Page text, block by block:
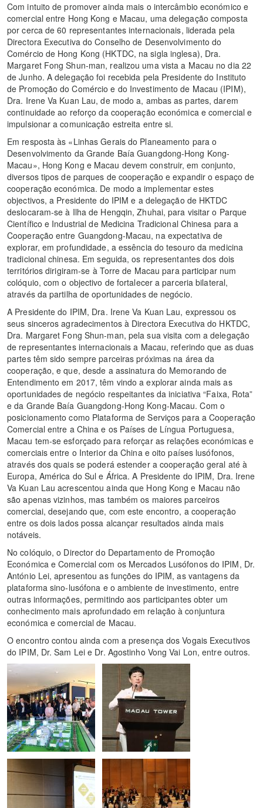
Com intuito de promover ainda mais o intercâmbio económico e
comercial entre Hong Kong e Macau, uma delegação composta
por cerca de 60 representantes internacionais, liderada pela
Directora Executiva do Conselho de Desenvolvimento do
Comércio de Hong Kong (HKTDC, na sigla inglesa), Dra.
Margaret Fong Shun-man, realizou uma vista a Macau no dia 22
de Junho. A delegação foi recebida pela Presidente do Instituto
de Promoção do Comércio e do Investimento de Macau (IPIM),
Dra. Irene Va Kuan Lau, de modo a, ambas as partes, darem
continuidade ao reforço da cooperação económica e comercial e
impulsionar a comunicação estreita entre si.
Em resposta às «Linhas Gerais do Planeamento para o
Desenvolvimento da Grande Baía Guangdong-Hong Kong-
Macau», Hong Kong e Macau devem construir, em conjunto,
diversos tipos de parques de cooperação e expandir o espaço de
cooperação económica. De modo a implementar estes
objectivos, a Presidente do IPIM e a delegação de HKTDC
deslocaram-se à Ilha de Hengqin, Zhuhai, para visitar o Parque
Científico e Industrial de Medicina Tradicional Chinesa para a
Cooperação entre Guangdong-Macau, na expectativa de
explorar, em profundidade, a essência do tesouro da medicina
tradicional chinesa. Em seguida, os representantes dos dois
territórios dirigiram-se à Torre de Macau para participar num
colóquio, com o objectivo de fortalecer a parceria bilateral,
através da partilha de oportunidades de negócio.
A Presidente do IPIM, Dra. Irene Va Kuan Lau, expressou os
seus sinceros agradecimentos à Directora Executiva do HKTDC,
Dra. Margaret Fong Shun-man, pela sua visita com a delegação
de representantes internacionais a Macau, referindo que as duas
partes têm sido sempre parceiras próximas na área da
cooperação, e que, desde a assinatura do Memorando de
Entendimento em 2017, têm vindo a explorar ainda mais as
oportunidades de negócio respeitantes da iniciativa “Faixa, Rota”
e da Grande Baía Guangdong-Hong Kong-Macau. Com o
posicionamento como Plataforma de Serviços para a Cooperação
Comercial entre a China e os Países de Língua Portuguesa,
Macau tem-se esforçado para reforçar as relações económicas e
comerciais entre o Interior da China e oito países lusófonos,
através dos quais se poderá estender a cooperação geral até à
Europa, América do Sul e África. A Presidente do IPIM, Dra. Irene
Va Kuan Lau acrescentou ainda que Hong Kong e Macau não
são apenas vizinhos, mas também os maiores parceiros
comerciai, desejando que, com este encontro, a cooperação
entre os dois lados possa alcançar resultados ainda mais
notáveis.
No colóquio, o Director do Departamento de Promoção
Económica e Comercial com os Mercados Lusófonos do IPIM, Dr.
António Lei, apresentou as funções do IPIM, as vantagens da
plataforma sino-lusófona e o ambiente de investimento, entre
outras informações, permitindo aos participantes obter um
conhecimento mais aprofundado em relação à conjuntura
económica e comercial de Macau.
O encontro contou ainda com a presença dos Vogais Executivos
do IPIM, Dr. Sam Lei e Dr. Agostinho Vong Vai Lon, entre outros.